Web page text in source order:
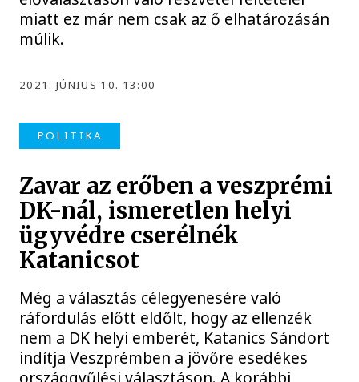
miatt ez már nem csak az ő elhatározásán
múlik.
2021. JÚNIUS 10. 13:00
POLITIKA
Zavar az erőben a veszprémi
DK-nál, ismeretlen helyi
ügyvédre cserélnék
Katanicsot
Még a választás célegyenesére való
ráfordulás előtt eldőlt, hogy az ellenzék
nem a DK helyi emberét, Katanics Sándort
indítja Veszprémben a jövőre esedékes
országgyűlési választáson. A korábbi